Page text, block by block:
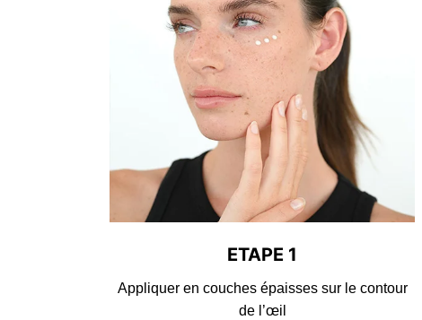
ETAPE 1
Appliquer en couches épaisses sur le contour
de l’œil